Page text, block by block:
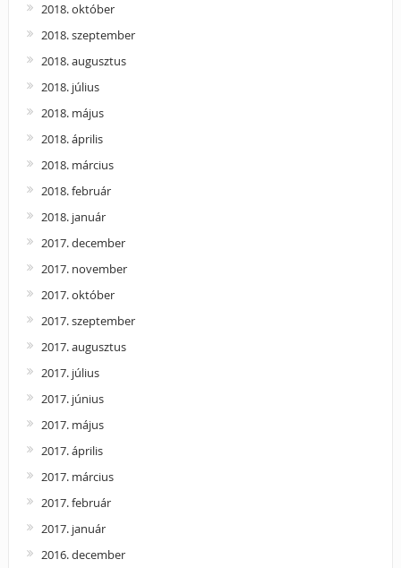
2018. október
2018. szeptember
2018. augusztus
2018. július
2018. május
2018. április
2018. március
2018. február
2018. január
2017. december
2017. november
2017. október
2017. szeptember
2017. augusztus
2017. július
2017. június
2017. május
2017. április
2017. március
2017. február
2017. január
2016. december